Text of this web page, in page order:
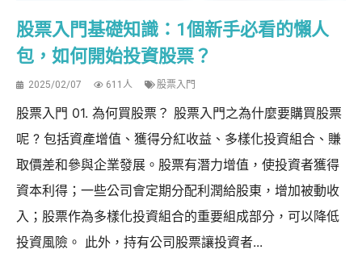
股票入門基礎知識：1個新手必看的懶人
包，如何開始投資股票？
2025/02/07 611人 股票入門
股票入門 01. 為何買股票？ 股票入門之為什麼要購買股票
呢 ? 包括資產增值、獲得分紅收益、多樣化投資組合、賺
取價差和參與企業發展。股票有潛力增值，使投資者獲得
資本利得；一些公司會定期分配利潤給股東，增加被動收
入；股票作為多樣化投資組合的重要組成部分，可以降低
投資風險。 此外，持有公司股票讓投資者...